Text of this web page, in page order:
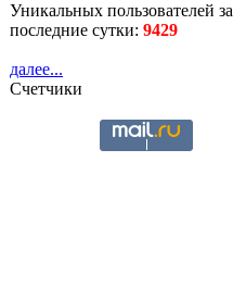
Уникальных пользователей за
последние сутки: 9429
далее...
Счетчики